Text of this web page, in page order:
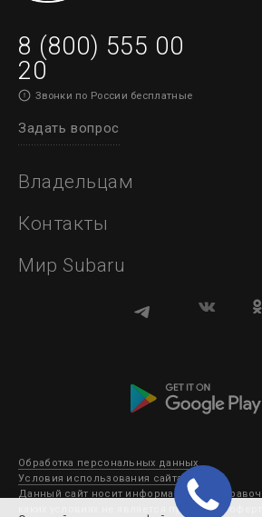
8 (800) 555 00
20
Звонки по России бесплатные
Задать вопрос
Владельцам
Контакты
Мир Subaru
Обработка персональных данных
Условия использования сайта
Данный сайт носит информационно-
каких условиях не является публичной